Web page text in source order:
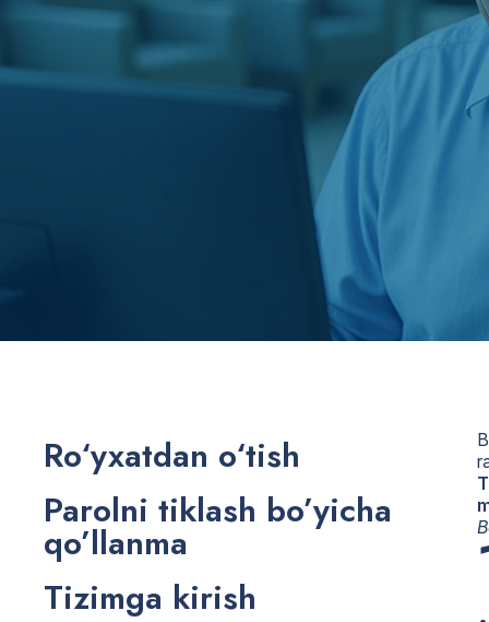
Ro‘yxatdan o‘tish
Parolni tiklash bo’yicha
qo’llanma
Tizimga kirish